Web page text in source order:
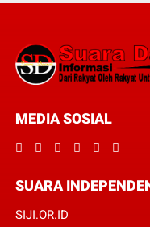
MEDIA SOSIAL
SUARA
SIJI.OR.ID